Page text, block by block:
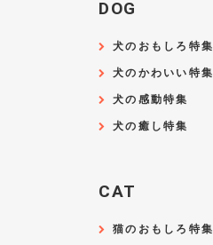
DOG
犬のおもしろ特集
犬のかわいい特集
犬の感動特集
犬の癒し特集
CAT
猫のおもしろ特集